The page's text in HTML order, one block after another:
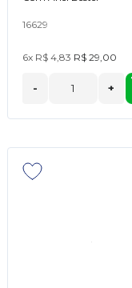
16629
6x R$ 4,83 R$ 29,00
- +